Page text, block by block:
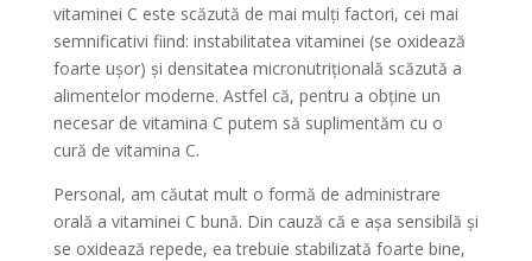
vitaminei C este scăzută de mai mulți factori, cei mai
semnificativi fiind: instabilitatea vitaminei (se oxidează
foarte ușor) și densitatea micronutrițională scăzută a
alimentelor moderne. Astfel că, pentru a obține un
necesar de vitamina C putem să suplimentăm cu o
cură de vitamina C.
Personal, am căutat mult o formă de administrare
orală a vitaminei C bună. Din cauză că e așa sensibilă și
se oxidează repede, ea trebuie stabilizată foarte bine,